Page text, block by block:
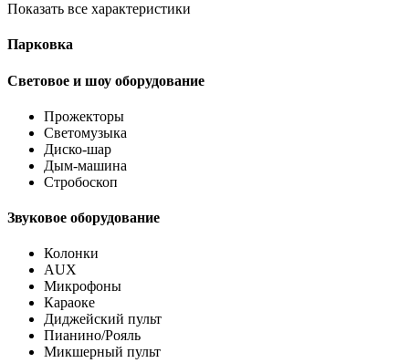
Показать все характеристики
Парковка
Световое и шоу оборудование
Прожекторы
Светомузыка
Диско-шар
Дым-машина
Стробоскоп
Звуковое оборудование
Колонки
AUX
Микрофоны
Караоке
Диджейский пульт
Пианино/Рояль
Микшерный пульт